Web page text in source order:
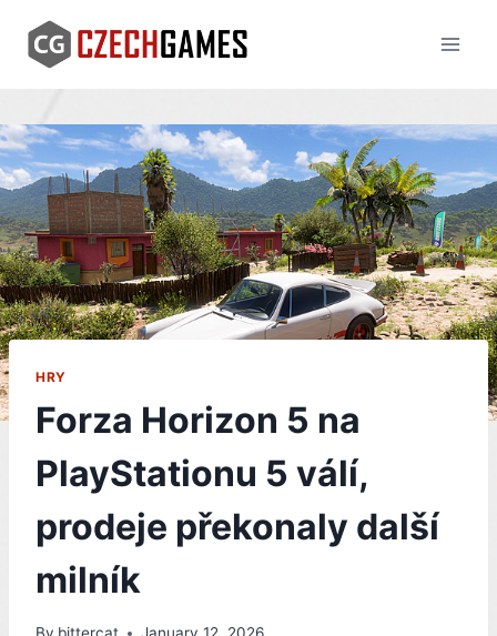
content
HRY
Forza Horizon 5 na
PlayStationu 5 válí,
prodeje překonaly další
milník